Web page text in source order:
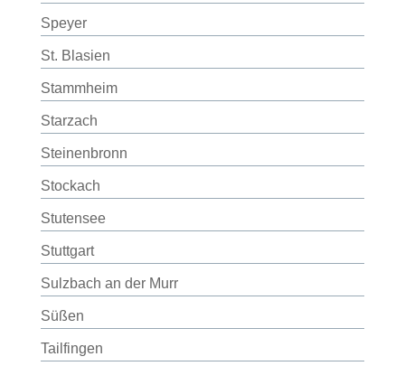
Speyer
St. Blasien
Stammheim
Starzach
Steinenbronn
Stockach
Stutensee
Stuttgart
Sulzbach an der Murr
Süßen
Tailfingen